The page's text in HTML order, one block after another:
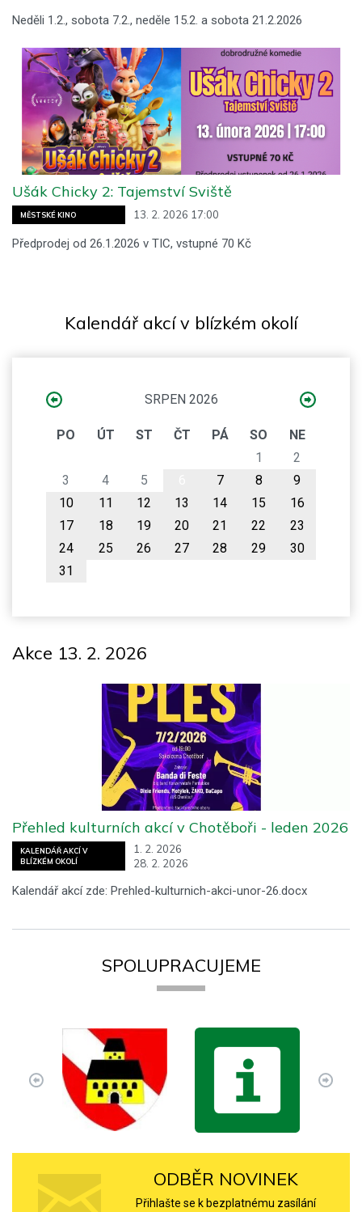
Neděli 1.2., sobota 7.2., neděle 15.2. a sobota 21.2.2026
MĚSTSKÉ KINO 13. 2. 2026 17:00
Ušák Chicky 2: Tajemství Sviště
Předprodej od 26.1.2026 v TIC, vstupné 70 Kč
Kalendář akcí v blízkém okolí
SRPEN 2026
PO ÚT ST ČT PÁ SO
NE
1
2
3
4 5 7 8
9
10
11 12 13 14 15
16
17
18 19 20 21 22
23
24
25 26 27 28 29
30
31
Akce 13. 2. 2026
KALENDÁŘ AKCÍ V
BLÍZKÉM OKOLÍ
1. 2. 2026
28. 2. 2026
Přehled kulturních akcí v Chotěboři - leden 2026
Kalendář akcí zde: Prehled-kulturnich-akci-unor-26.docx
SPOLUPRACUJEME
ODBĚR NOVINEK
Přihlašte se k bezplatnému zasílání